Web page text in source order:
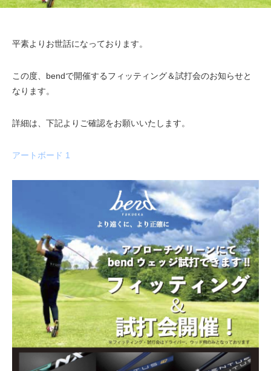
平素よりお世話になっております。
この度、bendで開催するフィッティング＆試打会のお知らせと
なります。
詳細は、下記よりご確認をお願いいたします。
アートボード 1